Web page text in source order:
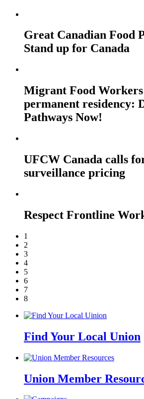
Great Canadian Food
Stand up for Canada
Migrant Food Workers
permanent residency:
Pathways Now!
UFCW Canada calls
surveillance pricing
Respect Frontline
1
2
3
4
5
6
7
8
Find Your Local Union
Union Member